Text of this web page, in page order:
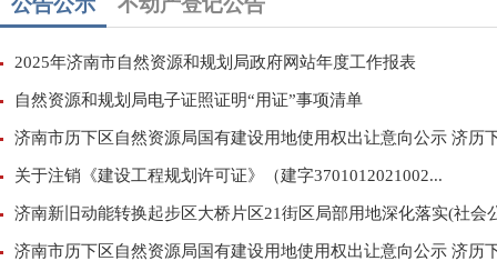
2025年济南市自然资源和规划局政府网站年度工作报表
自然资源和规划局电子证照证明“用证”事项清单
济南市历下区自然资源局国有建设用地使用权出让意向公示 济历
关于注销《建设工程规划许可证》（建字3701012021002...
济南新旧动能转换起步区大桥片区21街区局部用地深化落实(社会
济南市历下区自然资源局国有建设用地使用权出让意向公示 济历